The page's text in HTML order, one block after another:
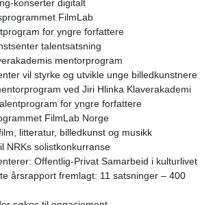
konserter digitalt
FilmLab
for yngre forfattere
talentsatsning
mentorprogram
vil styrke og utvikle unge billedkunstnere
ved Jiri Hlinka Klaverakademi
for yngre forfattere
FilmLab Norge
litteratur, billedkunst og musikk
NRKs solistkonkurranse
Offentlig-Privat Samarbeid i kulturlivet
årsrapport fremlagt: 11 satsninger – 400